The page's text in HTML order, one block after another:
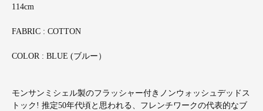
114cm
FABRIC : COTTON
COLOR : BLUE (ブルー）
モンサンミシェル製のフラッシャー付きノンウォッシュデッドス
トック! 推定50年代頃と思われる、フレンチワークの代表的なブ